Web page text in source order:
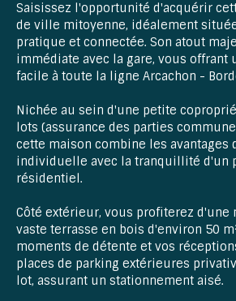
Saisissez l'opportunité d'acquérir
de ville mitoyenne, idéalement
pratique et connectée. Son atout
immédiate avec la gare, vous offrant
facile à toute la ligne Arcachon -
Nichée au sein d'une petite
lots (assurance des parties
cette maison combine les avantages
individuelle avec la tranquillité d'un
résidentiel.
Côté extérieur, vous profiterez d'une
vaste terrasse en bois d'environ 50
moments de détente et vos
places de parking extérieures
lot, assurant un stationnement aisé.